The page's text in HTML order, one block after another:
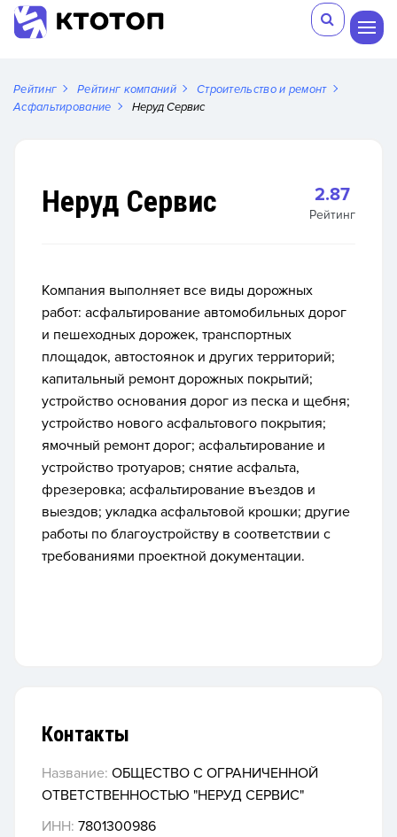
Рейтинг Рейтинг компаний
Строительство и ремонт
Асфальтирование
Неруд Сервис
Неруд Сервис 2.87
Рейтинг
Компания выполняет все виды дорожных
работ: асфальтирование автомобильных дорог
и пешеходных дорожек, транспортных
площадок, автостоянок и других территорий;
капитальный ремонт дорожных покрытий;
устройство основания дорог из песка и щебня;
устройство нового асфальтового покрытия;
ямочный ремонт дорог; асфальтирование и
устройство тротуаров; снятие асфальта,
фрезеровка; асфальтирование въездов и
выездов; укладка асфальтовой крошки; другие
работы по благоустройству в соответствии с
требованиями проектной документации.
Контакты
Название: ОБЩЕСТВО С ОГРАНИЧЕННОЙ
ОТВЕТСТВЕННОСТЬЮ "НЕРУД СЕРВИС"
ИНН: 7801300986